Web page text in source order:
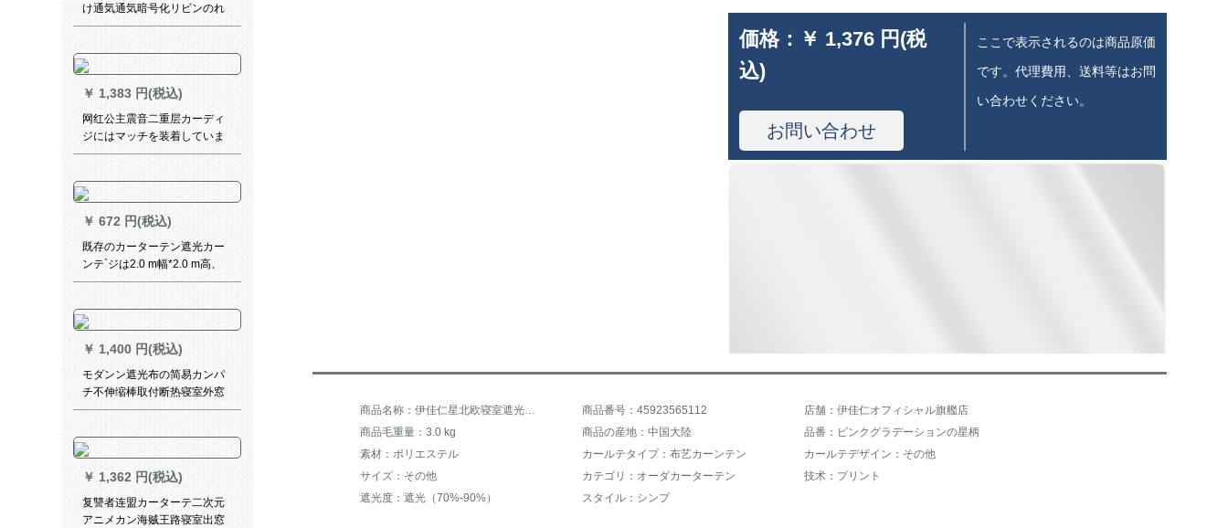
け通気通気暗号化リビンのれ
ん100 cm幅200 cm长竹のれん
￥ 1,383 円(税込)
网红公主震音二重层カーディ
ジにはマッチを装着していま
す。贴るins寝室のレンタル屋
い二重になっています。シリ
ーズックド-不透過金幅1.2メ
トル×高さ2メ-トルです。
￥ 672 円(税込)
既存のカーターテン遮光カー
ンテ`ジは2.0 m幅*2.0 m高、
打孔1枚をインスト`ルしない
￥ 1,400 円(税込)
モダンン遮光布の简易カンパ
チ不伸缩棒取付断热寝室外窓
カーターテの幅2.7*2.8 m
￥ 1,362 円(税込)
复讐者连盟カーターテ二次元
アニメカン海贼王路寝室出窓
価格： ￥ 1,376 円(税
込)
お問い合わせ
ここで表示されるのは商品原価
です。代理費用、送料等はお問
い合わせください。
商品名称：伊佳仁星北欧寝室遮光リービンモダリン二層ins風透かし既製カーン星空ネットレッドモデルカーンピンクグラデーションで星柄-プリンセスパウダー幅2.5*高2.7枚 商品番号：45923565112
店舗：伊佳仁オフィシャル旗艦店
商品毛重量：3.0 kg
商品の産地：中国大陸
品番：ピンクグラデーションの星柄
素材：ポリエステル
カールテタイプ：布艺カーンテン
カールテデザイン：その他
サイズ：その他
カテゴリ：オーダカーターテン
技术：プリント
遮光度：遮光（70%-90%）
スタイル：シンプ